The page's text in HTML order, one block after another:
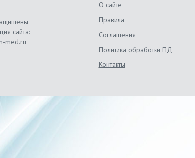
сайта:
med.ru
О сайте
Правила
Соглашения
Политика обработки ПД
Контакты